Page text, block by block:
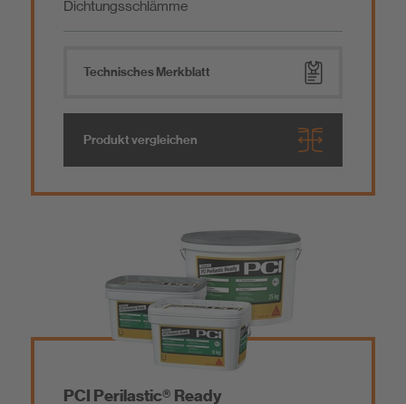
Dichtungsschlämme
Technisches Merkblatt
Produkt vergleichen
PCI Perilastic® Ready